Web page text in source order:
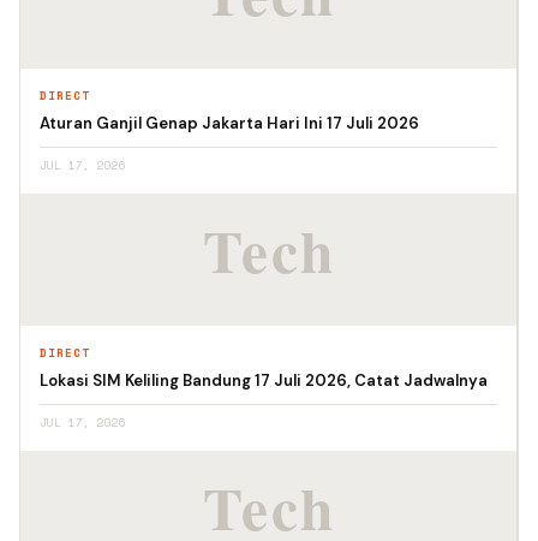
DIRECT
Aturan Ganjil Genap Jakarta Hari Ini 17 Juli 2026
JUL 17, 2026
DIRECT
Lokasi SIM Keliling Bandung 17 Juli 2026, Catat Jadwalnya
JUL 17, 2026